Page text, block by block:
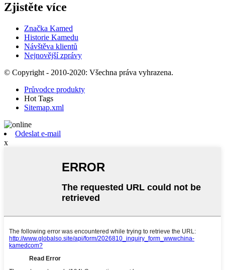
Zjistěte více
Značka Kamed
Historie Kamedu
Návštěva klientů
Nejnovější zprávy
© Copyright - 2010-2020: Všechna práva vyhrazena.
Průvodce produkty
Hot Tags
Sitemap.xml
Odeslat e-mail
x